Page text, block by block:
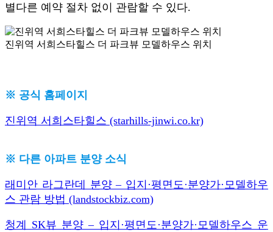
별다른 예약 절차 없이 관람할 수 있다.
진위역 서희스타힐스 더 파크뷰 모델하우스 위치
※ 공식 홈페이지
진위역 서희스타힐스 (starhills-jinwi.co.kr)
※ 다른 아파트 분양 소식
래미안 라그란데 분양 – 입지·평면도·분양가·모델하우
스 관람 방법 (landstockbiz.com)
청계 SK뷰 분양 – 입지·평면도·분양가·모델하우스 운